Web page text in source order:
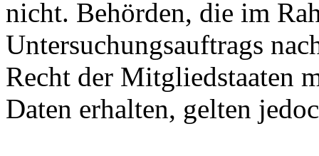
nicht. Behörden, die im
Untersuchungsauftrags
Recht der Mitgliedstaaten
Daten erhalten, gelten